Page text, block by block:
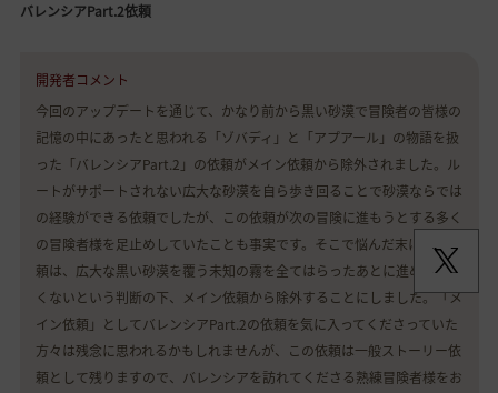
バレンシアPart.2依頼
開発者コメント
今回のアップデートを通じて、かなり前から黒い砂漠で冒険者の皆様の
記憶の中にあったと思われる「ゾバディ」と「アプアール」の物語を扱
った「バレンシアPart.2」の依頼がメイン依頼から除外されました。ル
ートがサポートされない広大な砂漠を自ら歩き回ることで砂漠ならでは
の経験ができる依頼でしたが、この依頼が次の冒険に進もうとする多く
の冒険者様を足止めしていたことも事実です。そこで悩んだ末にこの依
頼は、広大な黒い砂漠を覆う未知の霧を全てはらったあとに進めても遅
くないという判断の下、メイン依頼から除外することにしました。「メ
イン依頼」としてバレンシアPart.2の依頼を気に入ってくださっていた
方々は残念に思われるかもしれませんが、この依頼は一般ストーリー依
頼として残りますので、バレンシアを訪れてくださる熟練冒険者様をお